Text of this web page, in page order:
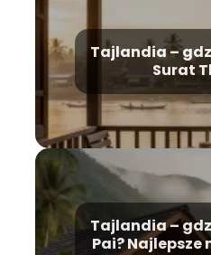
Tajlandia –
Surat
Tajlandia –
Pai? Najlepsze